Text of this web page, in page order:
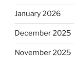
January 2026
December 2025
November 2025